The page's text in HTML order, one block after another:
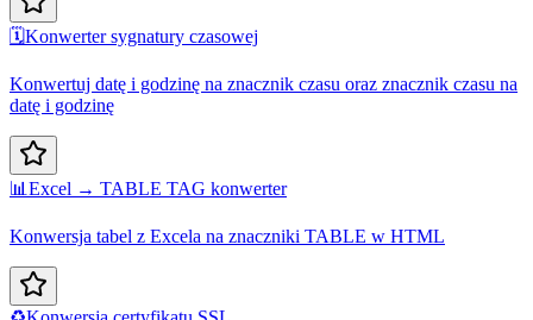
🗓️Konwerter sygnatury czasowej
Konwertuj datę i godzinę na znacznik czasu oraz znacznik czasu na
datę i godzinę
📊Excel → TABLE TAG konwerter
Konwersja tabel z Excela na znaczniki TABLE w HTML